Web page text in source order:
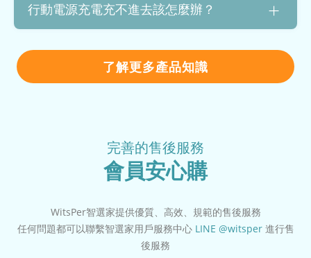
行動電源充電充不進去該怎麼辦？
了解更多產品知識
完善的售後服務
會員安心購
WitsPer智選家提供優質、高效、規範的售後服務
任何問題都可以聯繫智選家用戶服務中心 LINE @witsper進行售
後服務